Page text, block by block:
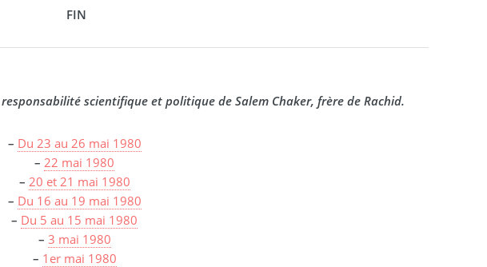
FIN
scientifique et politique de Salem Chaker, frère de Rachid.
– Du 23 au 26 mai 1980
– 22 mai 1980
– 20 et 21 mai 1980
– Du 16 au 19 mai 1980
– Du 5 au 15 mai 1980
– 3 mai 1980
– 1er mai 1980